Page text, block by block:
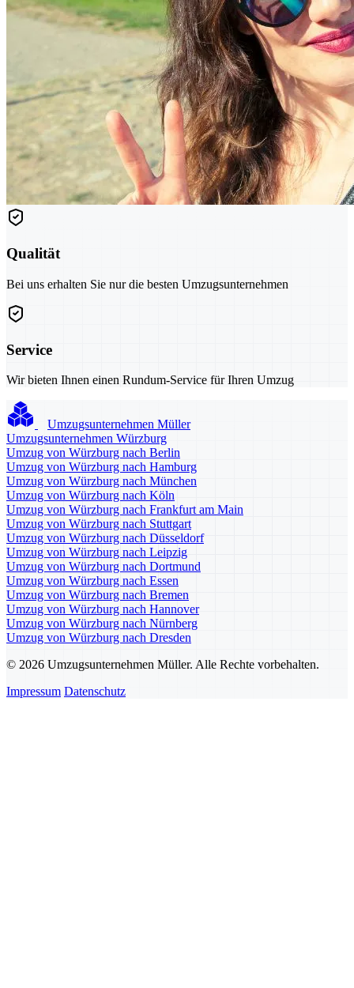
Qualität
Bei uns erhalten Sie nur die besten Umzugsunternehmen
Service
Wir bieten Ihnen einen Rundum-Service für Ihren Umzug
Umzugsunternehmen Müller
Umzugsunternehmen Würzburg
Umzug von Würzburg nach Berlin
Umzug von Würzburg nach Hamburg
Umzug von Würzburg nach München
Umzug von Würzburg nach Köln
Umzug von Würzburg nach Frankfurt am Main
Umzug von Würzburg nach Stuttgart
Umzug von Würzburg nach Düsseldorf
Umzug von Würzburg nach Leipzig
Umzug von Würzburg nach Dortmund
Umzug von Würzburg nach Essen
Umzug von Würzburg nach Bremen
Umzug von Würzburg nach Hannover
Umzug von Würzburg nach Nürnberg
Umzug von Würzburg nach Dresden
© 2026 Umzugsunternehmen Müller. Alle Rechte vorbehalten.
Impressum Datenschutz